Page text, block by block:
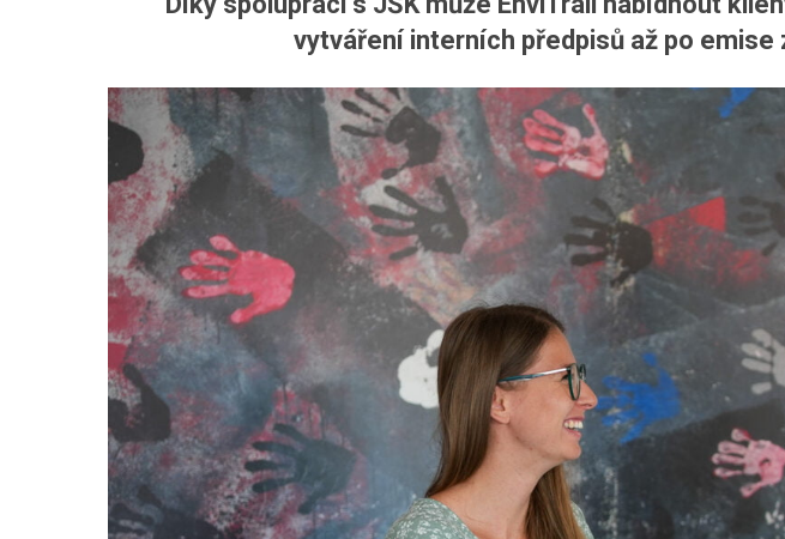
vytváření interních předpisů až po